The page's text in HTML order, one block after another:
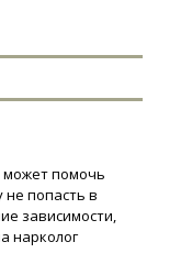
может помочь
не попасть в
зависимости,
нарколог